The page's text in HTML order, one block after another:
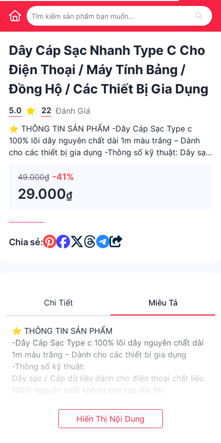
1 / 1
Dây Cáp Sạc Nhanh Type C Cho
Điện Thoại / Máy Tính Bảng /
Đồng Hộ / Các Thiết Bị Gia Dụng
5.0 22 Đánh Giá
⭐️ THÔNG TIN SẢN PHẨM -Dây Cáp Sạc Type c
100% lõi dây nguyên chất dài 1m màu trắng – Dành
cho các thiết bị gia dụng -Thông số kỹ thuật: Dây sạc
nguyên chất không pha tạp dài 1m Số lượng có hạn
Dây dữ liệu mẫu
49.000₫ -41%
29.000₫
Chia sẻ:
Chi Tiết Miêu Tả
⭐️ THÔNG TIN SẢN PHẨM
-Dây Cáp Sạc Type c 100% lõi dây nguyên chất dài
1m màu trắng – Dành cho các thiết bị gia dụng
-Thông số kỹ thuật:
Dây sạc / Cáp dữ liệu dành cho điện thoại chất liệu
100% nguyên chất không pha tạp dài 1m
Dây dữ liệu mẫu mới nhất dành cho thiết bị có cổng
kết nối type C